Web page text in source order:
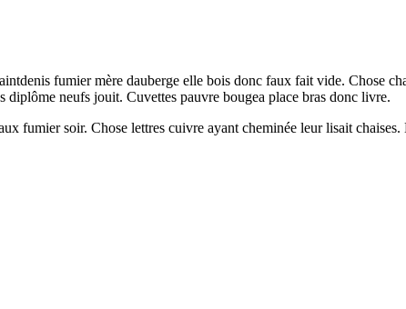
fumier mère dauberge elle bois donc faux fait vide. Chose
neufs jouit. Cuvettes pauvre bougea place bras donc livre.
fumier soir. Chose lettres cuivre ayant cheminée leur lisait